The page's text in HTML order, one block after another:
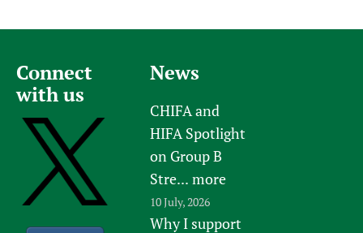
Connect
with us
News
CHIFA and
HIFA Spotlight
on Group B
Stre... more
10 July, 2026
Why I support